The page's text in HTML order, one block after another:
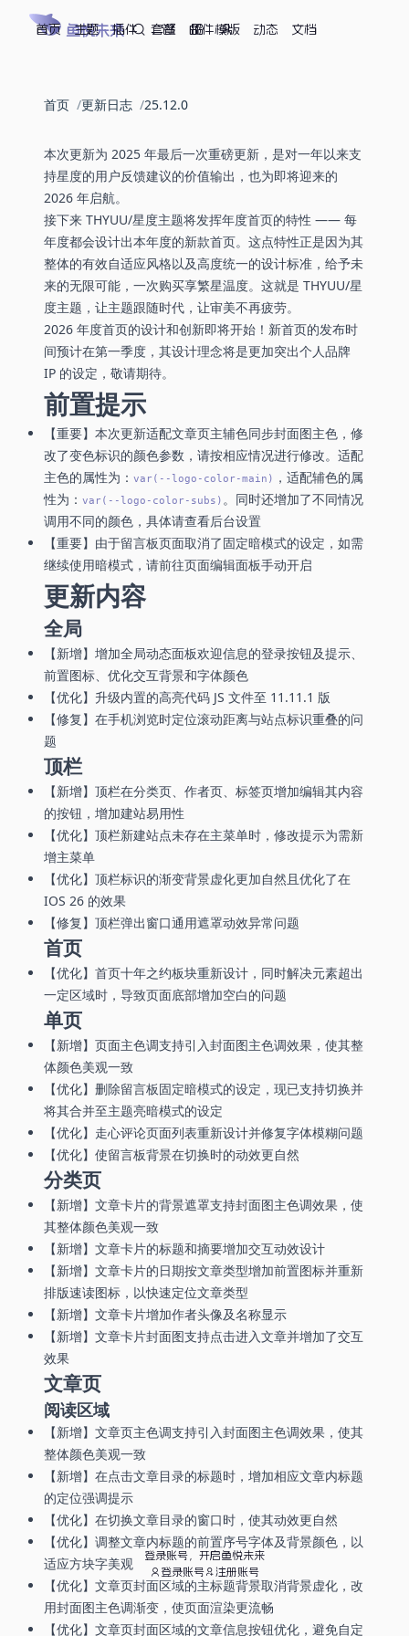
鱼悦未来
首页 主题 插件 套餐 邮件模版 动态 文档
登录账号，开启鱼悦未来
登录账号
注册账号
首页 更新日志 25.12.0
本次更新为 2025 年最后一次重磅更新，是对一年以来支
持星度的用户反馈建议的价值输出，也为即将迎来的
2026 年启航。
接下来 THYUU/星度主题将发挥年度首页的特性 —— 每
年度都会设计出本年度的新款首页。这点特性正是因为其
整体的有效自适应风格以及高度统一的设计标准，给予未
来的无限可能，一次购买享繁星温度。这就是 THYUU/星
度主题，让主题跟随时代，让审美不再疲劳。
2026 年度首页的设计和创新即将开始！新首页的发布时
间预计在第一季度，其设计理念将是更加突出个人品牌
IP 的设定，敬请期待。
前置提示
【重要】本次更新适配文章页主辅色同步封面图主色，修
改了变色标识的颜色参数，请按相应情况进行修改。适配
主色的属性为： var(--logo-color-main) ，适配辅色的属
性为： var(--logo-color-subs) 。同时还增加了不同情况
调用不同的颜色，具体请查看后台设置
【重要】由于留言板页面取消了固定暗模式的设定，如需
继续使用暗模式，请前往页面编辑面板手动开启
更新内容
全局
【新增】增加全局动态面板欢迎信息的登录按钮及提示、
前置图标、优化交互背景和字体颜色
【优化】升级内置的高亮代码 JS 文件至 11.11.1 版
【修复】在手机浏览时定位滚动距离与站点标识重叠的问
题
顶栏
【新增】顶栏在分类页、作者页、标签页增加编辑其内容
的按钮，增加建站易用性
【优化】顶栏新建站点未存在主菜单时，修改提示为需新
增主菜单
【优化】顶栏标识的渐变背景虚化更加自然且优化了在
IOS 26 的效果
【修复】顶栏弹出窗口通用遮罩动效异常问题
首页
【优化】首页十年之约板块重新设计，同时解决元素超出
一定区域时，导致页面底部增加空白的问题
单页
【新增】页面主色调支持引入封面图主色调效果，使其整
体颜色美观一致
【优化】删除留言板固定暗模式的设定，现已支持切换并
将其合并至主题亮暗模式的设定
【优化】走心评论页面列表重新设计并修复字体模糊问题
【优化】使留言板背景在切换时的动效更自然
分类页
【新增】文章卡片的背景遮罩支持封面图主色调效果，使
其整体颜色美观一致
【新增】文章卡片的标题和摘要增加交互动效设计
【新增】文章卡片的日期按文章类型增加前置图标并重新
排版速读图标，以快速定位文章类型
【新增】文章卡片增加作者头像及名称显示
【新增】文章卡片封面图支持点击进入文章并增加了交互
效果
文章页
阅读区域
【新增】文章页主色调支持引入封面图主色调效果，使其
整体颜色美观一致
【新增】在点击文章目录的标题时，增加相应文章内标题
的定位强调提示
【优化】在切换文章目录的窗口时，使其动效更自然
【优化】调整文章内标题的前置序号字体及背景颜色，以
适应方块字美观
【优化】文章页封面区域的主标题背景取消背景虚化，改
用封面图主色调渐变，使页面渲染更流畅
【优化】文章页封面区域的文章信息按钮优化，避免自定